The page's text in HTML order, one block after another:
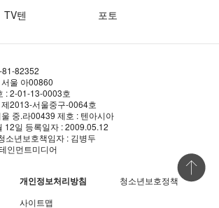
TV텐 포토
81-82352
울 아00860
: 2-01-13-0003호
2013-서울중구-0064호
중.라00439 제호 : 텐아시아
12일 등록일자 : 2009.05.12
소년보호책임자 : 김병두
인먼트미디어
개인정보처리방침
청소년보호정책
사이트맵
상단 바로